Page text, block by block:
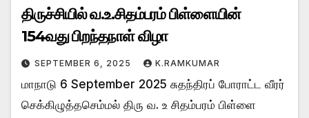
திருச்சியில் வ.உ.சிதம்பரம் பிள்ளையின்
154வது பிறந்தநாள் விழா
SEPTEMBER 6, 2025 K.RAMKUMAR
மாநாடு 6 September 2025 சுதந்திரப் போராட்ட வீரர்
செக்கிழுத்தசெம்மல் திரு வ. உ சிதம்பரம் பிள்ளை